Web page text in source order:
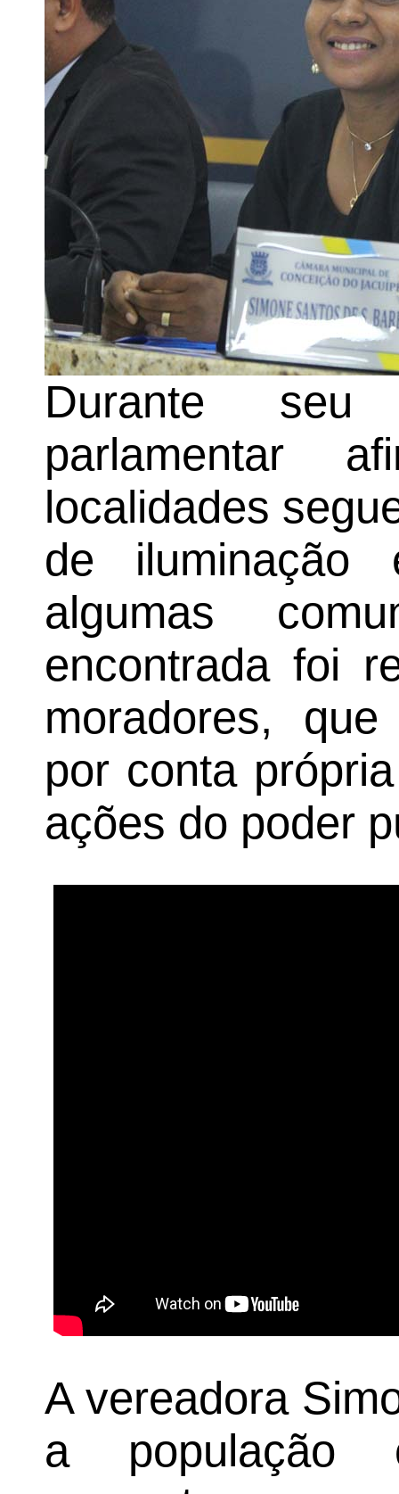
Durante seu
parlamentar
localidades
de
algumas
encontrada foi
moradores,
por conta
ações do poder
A vereadora
a população